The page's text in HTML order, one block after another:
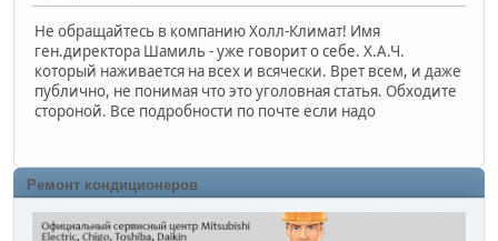
Не обращайтесь в компанию Холл-Климат! Имя
ген.директора Шамиль - уже говорит о себе. Х.А.Ч.
который наживается на всех и всячески. Врет всем, и даже
публично, не понимая что это уголовная статья. Обходите
стороной. Все подробности по почте если надо
Ремонт кондиционеров